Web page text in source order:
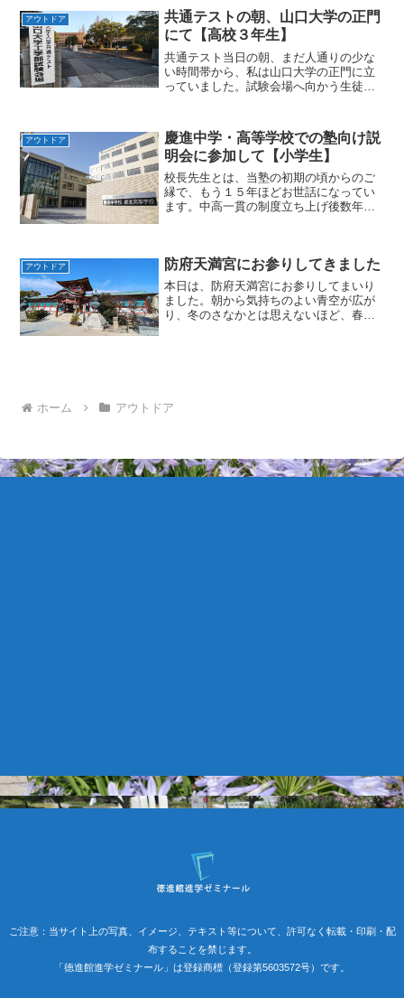
大学は、東京・京都・東北に次ぐ国内四
番目の帝国大学として、１...
アウトドア
共通テストの朝、山口大学の正門
にて【高校３年生】
共通テスト当日の朝、まだ人通りの少な
い時間帯から、私は山口大学の正門に立
っていました。試験会場へ向かう生徒た
かけたい気持ちで、毎年この場所に足を
運んでいます。この日は、...
アウトドア
慶進中学・高等学校での塾向け説
明会に参加して【小学生】
校長先生とは、当塾の初期の頃からのご
縁で、もう１５年ほどお世話になってい
ます。中高一貫の制度立ち上げ後数年目
度変更について校長自身や...
アウトドア 防府天満宮にお参りしてきました
本日は、防府天満宮にお参りしてまいり
ました。朝から気持ちのよい青空が広が
り、冬のさなかとは思えないほど、春を
ホーム アウトドア
ご注意：当サイト上の写真、イメージ、テキスト等について、許可なく転載・印刷・配
布することを禁じます。
「徳進館進学ゼミナール」は登録商標（登録第5603572号）です。